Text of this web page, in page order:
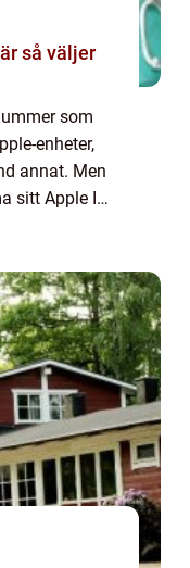
som
enheter,
annat. Men
sitt Apple ID-